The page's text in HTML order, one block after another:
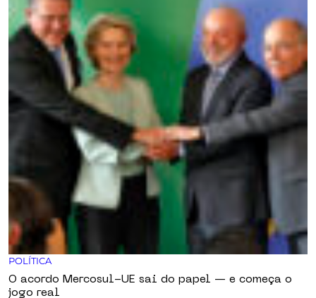
POLÍTICA
O acordo Mercosul-UE sai do papel — e começa o
jogo real